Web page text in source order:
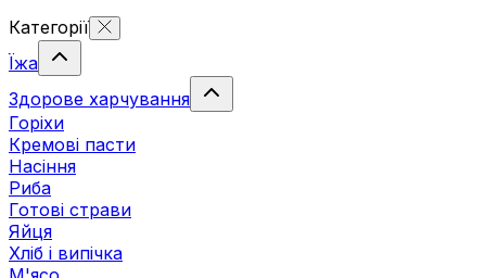
Категорії
Їжа
Здорове харчування
Горіхи
Кремові пасти
Насіння
Риба
Готові страви
Яйця
Хліб і випічка